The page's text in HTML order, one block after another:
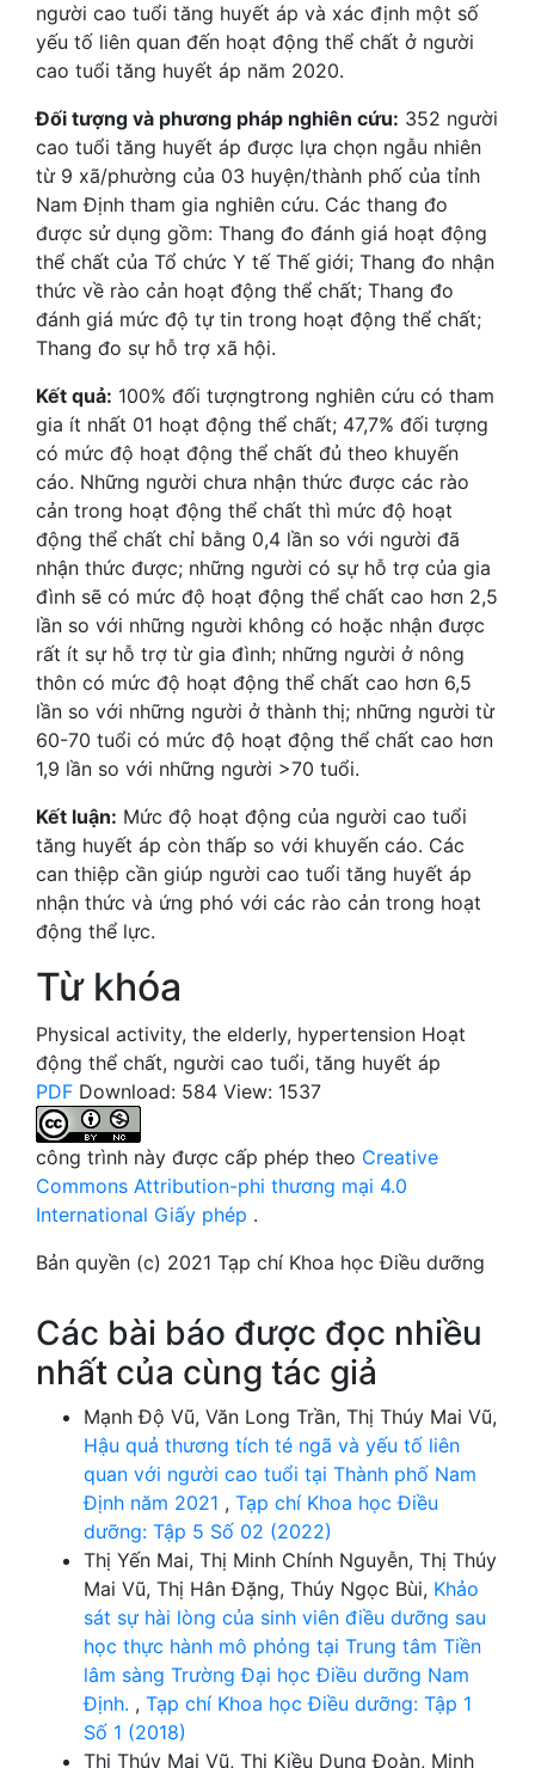
người cao tuổi tăng huyết áp và xác định một số
yếu tố liên quan đến hoạt động thể chất ở người
cao tuổi tăng huyết áp năm 2020.
Đối tượng và phương pháp nghiên cứu: 352 người
cao tuổi tăng huyết áp được lựa chọn ngẫu nhiên
từ 9 xã/phường của 03 huyện/thành phố của tỉnh
Nam Định tham gia nghiên cứu. Các thang đo
được sử dụng gồm: Thang đo đánh giá hoạt động
thể chất của Tổ chức Y tế Thế giới; Thang đo nhận
thức về rào cản hoạt động thể chất; Thang đo
đánh giá mức độ tự tin trong hoạt động thể chất;
Thang đo sự hỗ trợ xã hội.
Kết quả: 100% đối tượngtrong nghiên cứu có tham
gia ít nhất 01 hoạt động thể chất; 47,7% đối tượng
có mức độ hoạt động thể chất đủ theo khuyến
cáo. Những người chưa nhận thức được các rào
cản trong hoạt động thể chất thì mức độ hoạt
động thể chất chỉ bằng 0,4 lần so với người đã
nhận thức được; những người có sự hỗ trợ của gia
đình sẽ có mức độ hoạt động thể chất cao hơn 2,5
lần so với những người không có hoặc nhận được
rất ít sự hỗ trợ từ gia đình; những người ở nông
thôn có mức độ hoạt động thể chất cao hơn 6,5
lần so với những người ở thành thị; những người từ
60-70 tuổi có mức độ hoạt động thể chất cao hơn
1,9 lần so với những người >70 tuổi.
Kết luận: Mức độ hoạt động của người cao tuổi
tăng huyết áp còn thấp so với khuyến cáo. Các
can thiệp cần giúp người cao tuổi tăng huyết áp
nhận thức và ứng phó với các rào cản trong hoạt
động thể lực.
Từ khóa
Physical activity, the elderly, hypertension Hoạt
động thể chất, người cao tuổi, tăng huyết áp
PDF Download: 584 View: 1537
công trình này được cấp phép theo Creative
Commons Attribution-phi thương mại 4.0
International Giấy phép .
Bản quyền (c) 2021 Tạp chí Khoa học Điều dưỡng
Các bài báo được đọc nhiều
nhất của cùng tác giả
Mạnh Độ Vũ, Văn Long Trần, Thị Thúy Mai Vũ,
Hậu quả thương tích té ngã và yếu tố liên
quan với người cao tuổi tại Thành phố Nam
Định năm 2021 , Tạp chí Khoa học Điều
dưỡng: Tập 5 Số 02 (2022)
Thị Yến Mai, Thị Minh Chính Nguyễn, Thị Thúy
Mai Vũ, Thị Hân Đặng, Thúy Ngọc Bùi, Khảo
sát sự hài lòng của sinh viên điều dưỡng sau
học thực hành mô phỏng tại Trung tâm Tiền
lâm sàng Trường Đại học Điều dưỡng Nam
Định. , Tạp chí Khoa học Điều dưỡng: Tập 1
Số 1 (2018)
Thị Thúy Mai Vũ, Thị Kiều Dung Đoàn, Minh